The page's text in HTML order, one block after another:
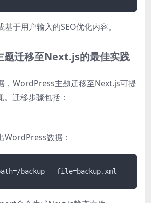
于用户输入的SEO优化内容。
迁移至Next.js的最佳实践
，WordPress主题迁移至Next.js可提
迁移步骤包括：
WordPress数据：